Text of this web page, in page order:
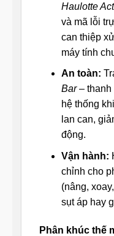
Haulotte
và mã lỗi
can thiệp
máy tính
An toàn:
Bar– thanh
hệ thống
lan can,
động.
Vận hành:
chỉnh cho
(nâng,
sụt áp hay
Phân khúc thế